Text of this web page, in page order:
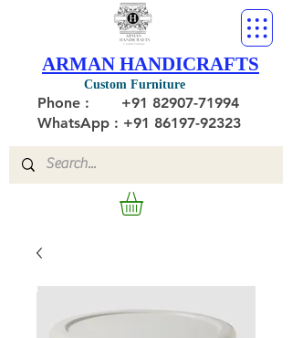
Custom Furniture
ARMAN HANDICRAFTS
Phone : +91 82907-71994
WhatsApp : +91 86197-92323